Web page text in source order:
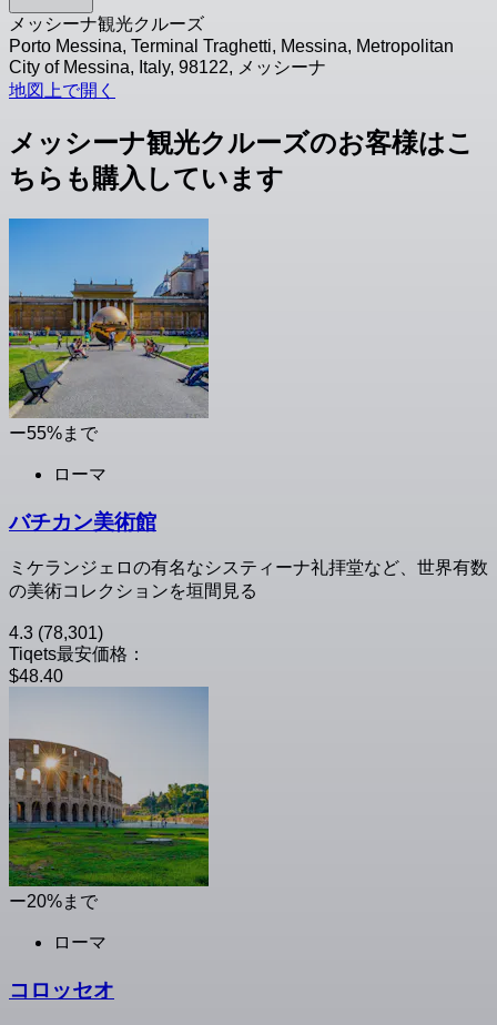
メッシーナ観光クルーズ
Porto Messina, Terminal Traghetti, Messina, Metropolitan
City of Messina, Italy, 98122, メッシーナ
地図上で開く
メッシーナ観光クルーズのお客様はこ
ちらも購入しています
ー55%まで
ローマ
バチカン美術館
ミケランジェロの有名なシスティーナ礼拝堂など、世界有数
の美術コレクションを垣間見る
4.3 (78,301)
Tiqets最安価格：
$48.40
ー20%まで
ローマ
コロッセオ